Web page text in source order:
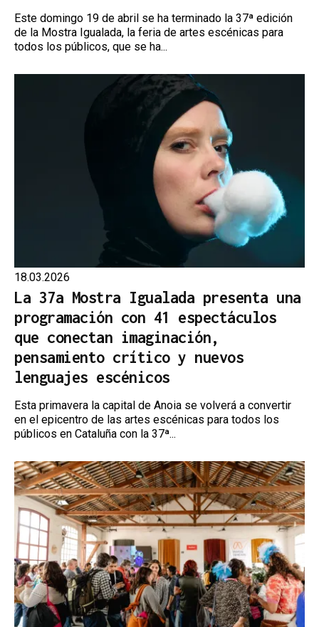
Este domingo 19 de abril se ha terminado la 37ª edición
de la Mostra Igualada, la feria de artes escénicas para
todos los públicos, que se ha...
18.03.2026
La 37a Mostra Igualada presenta una
programación con 41 espectáculos
que conectan imaginación,
pensamiento crítico y nuevos
lenguajes escénicos
Esta primavera la capital de Anoia se volverá a convertir
en el epicentro de las artes escénicas para todos los
públicos en Cataluña con la 37ª...